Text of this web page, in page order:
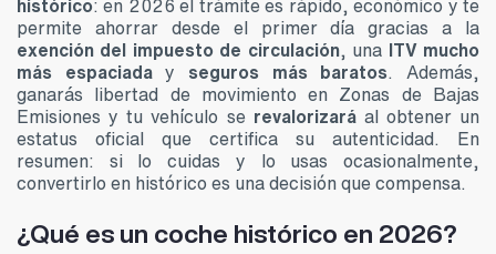
histórico: en 2026 el trámite es rápido, económico y te
permite ahorrar desde el primer día gracias a la
exención del impuesto de circulación, una ITV mucho
más espaciaday seguros más baratos. Además,
ganarás libertad de movimiento en Zonas de Bajas
Emisiones y tu vehículo se revalorizaráal obtener un
estatus oficial que certifica su autenticidad. En
resumen: si lo cuidas y lo usas ocasionalmente,
convertirlo en histórico es una decisión que compensa.
¿Qué es un coche histórico en 2026?